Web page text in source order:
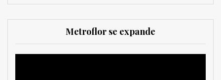
Metroflor se expande